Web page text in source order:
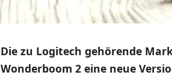
Die zu Logitech gehörende
Wonderboom 2 eine neue